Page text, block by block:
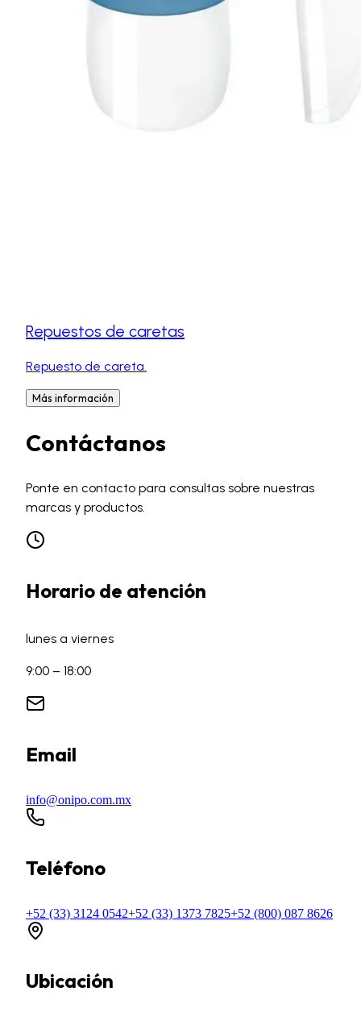
Repuestos de caretas
Repuesto de careta.
Más información
Contáctanos
Ponte en contacto para consultas sobre nuestras
marcas y productos.
Horario de atención
lunes a viernes
9:00 – 18:00
Email
info@onipo.com.mx
Teléfono
+52 (33) 3124 0542+52 (33) 1373 7825+52 (800) 087 8626
Ubicación